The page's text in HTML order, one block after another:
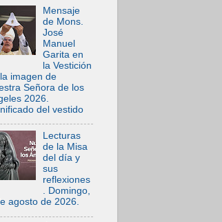
Mensaje
de Mons.
José
Manuel
Garita en
la Vestición
imagen de
Señora de los
2026.
del vestido
Lecturas
de la Misa
del día y
sus
reflexiones
. Domingo,
agosto de 2026.